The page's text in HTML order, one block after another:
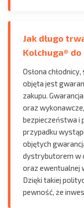
Jak długo
Kolchuga®
Osłona
objęta jest
zakupu.
oraz
bezpieczeństwa i
przypadku
objętych
dystrybutorem w
oraz ewentualnej
Dzięki takiej
pewność, że